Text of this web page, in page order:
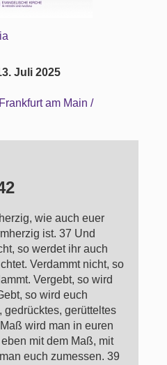
Juli 2025
am Main /
wie auch euer
ist. 37 Und
so werdet ihr auch
Verdammt nicht, so
Vergebt, so wird
so wird euch
gerütteltes
wird man in euren
mit dem Maß, mit
euch zumessen. 39